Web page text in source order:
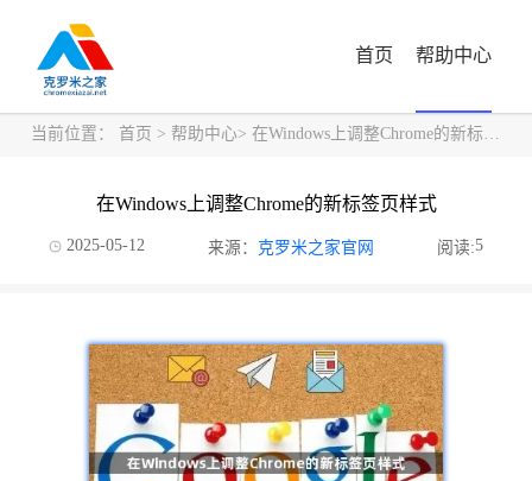
首页 帮助中心
当前位置： 首页 > 帮助中心> 在Windows上调整Chrome的新标签页样式
在Windows上调整Chrome的新标签页样式
2025-05-12 来源： 克罗米之家官网 阅读:5